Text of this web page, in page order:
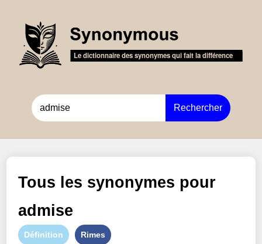
Rechercher
Tous les synonymes pour
admise
Définition Rimes